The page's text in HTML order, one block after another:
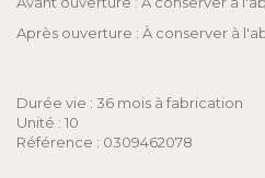
Après ouverture : À conserver à
Durée vie : 36 mois à fabrication
Unité : 10
Référence : 0309462078